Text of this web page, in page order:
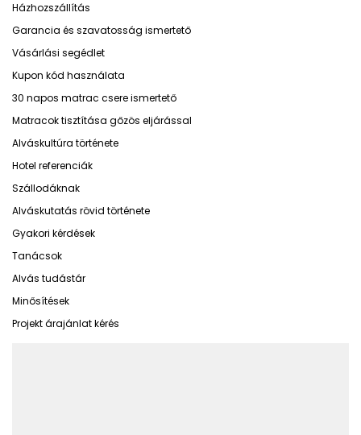
Házhozszállítás
Garancia és szavatosság ismertető
Vásárlási segédlet
Kupon kód használata
30 napos matrac csere ismertető
Matracok tisztítása gőzös eljárással
Alváskultúra története
Hotel referenciák
Szállodáknak
Alváskutatás rövid története
Gyakori kérdések
Tanácsok
Alvás tudástár
Minősítések
Projekt árajánlat kérés